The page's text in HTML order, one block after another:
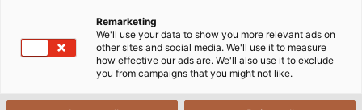
cách nhanh nhất có thể.
Nếu, ví dụ, một lô hàng được gửi đến một vùng mà
Remarketing
We'll use your data to show you more relevant ads on
other sites and social media. We'll use it to measure
how effective our ads are. We'll also use it to exclude
you from campaigns that you might not like.